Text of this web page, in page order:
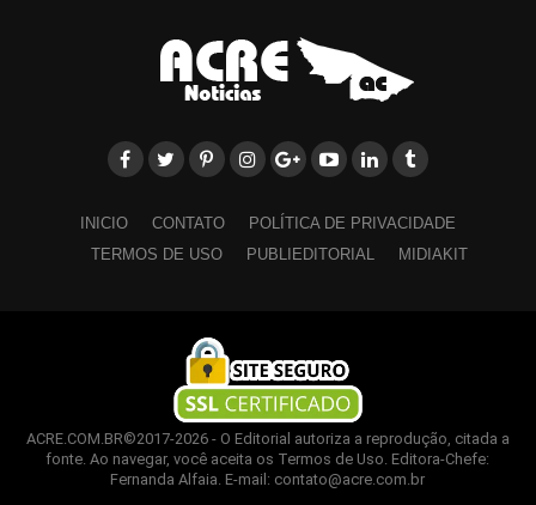
INICIO CONTATO
POLÍTICA DE PRIVACIDADE
TERMOS DE USO
PUBLIEDITORIAL MIDIAKIT
ACRE.COM.BR©2017-2026 - O Editorial autoriza a reprodução, citada a
fonte. Ao navegar, você aceita os Termos de Uso. Editora-Chefe:
Fernanda Alfaia. E-mail: contato@acre.com.br